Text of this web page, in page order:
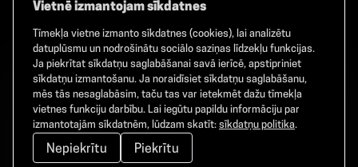
Facebook TikTok Instagram
©2026GAMMA. Visas tiesības aizsargātas.
Vietnē izmantojam sīkdatnes
Tīmekļa vietne izmanto sīkdatnes (cookies), lai analizētu
datuplūsmu un nodrošinātu sociālo saziņas līdzekļu funkcijas.
Ja piekrītat sīkdatņu saglabāšanai savā ierīcē, apstipriniet
sīkdatņu izmantošanu. Ja noraidīsiet sīkdatņu saglabāšanu,
mēs tās nesaglabāsim, taču tas var ietekmēt dažu tīmekļa
vietnes funkciju darbību. Lai iegūtu papildu informāciju par
izmantotajām sīkdatnēm, lūdzam skatīt: sīkdatņu politika.
Nepiekrītu Piekrītu